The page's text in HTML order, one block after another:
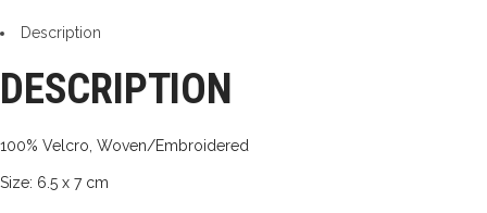
Description
DESCRIPTION
100% Velcro, Woven/Embroidered
Size: 6.5 x 7 cm